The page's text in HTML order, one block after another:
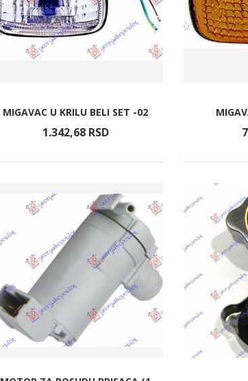
MIGAVAC U KRILU BELI SET -02
1.342,68 RSD